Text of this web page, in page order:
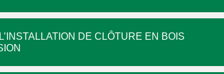
DE CLÔTURE EN BOIS